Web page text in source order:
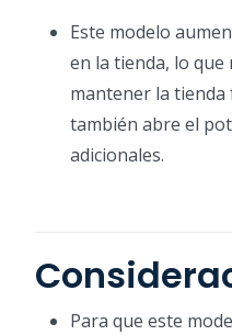
Este modelo
en la tienda, lo
mantener la tienda
también abre el
adicionales.
Para que este